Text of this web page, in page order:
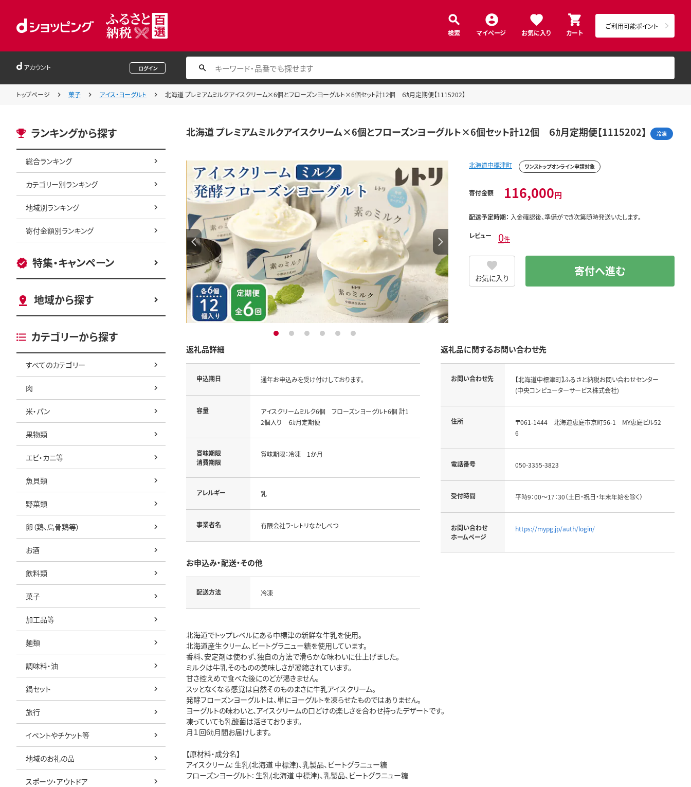
検索 マイページ お気に入り カート
ご利用可能ポイント
アカウント ログイン
トップページ 菓子 アイス・ヨーグルト 北海道 プレミアムミルクアイスクリーム×6個とフローズンヨーグルト×6個セット計12個 ６ｶ月定期便【1115202】
ランキングから探す
総合ランキング
カテゴリー別ランキング
地域別ランキング
寄付金額別ランキング
特集・キャンペーン
地域から探す
カテゴリーから探す
すべてのカテゴリー
肉
米・パン
果物類
エビ・カニ等
魚貝類
野菜類
卵（鶏、烏骨鶏等）
お酒
飲料類
菓子
加工品等
麺類
調味料・油
鍋セット
旅行
イベントやチケット等
地域のお礼の品
スポーツ・アウトドア
北海道 プレミアムミルクアイスクリーム×6個とフローズンヨーグルト×6個セット計12個 ６ｶ月定期便【1115202】 冷凍
1 2 3 4 5 6
北海道中標津町 ワンストップオンライン申請対象
寄付金額 116,000円
配送予定時期： 入金確認後、準備ができ次第随時発送いたします。
レビュー 0件
お気に入り 寄付へ進む
返礼品詳細
申込期日 通年お申込みを受け付けしております。
容量
アイスクリームミルク6個 フローズンヨーグルト6個 計1
2個入り ６ｶ月定期便
賞味期限
消費期限
賞味期限：冷凍 1か月
アレルギー 乳
事業者名 有限会社ラ・レトリなかしべつ
お申込み・配送・その他
配送方法 冷凍
返礼品に関するお問い合わせ先
お問い合わせ先
【北海道中標津町】ふるさと納税お問い合わせセンター
(中央コンピューターサービス株式会社)
住所
〒061-1444 北海道恵庭市京町56-1 MY恵庭ビル52
6
電話番号 050-3355-3823
受付時間 平時9：00～17：30（土日・祝日・年末年始を除く）
お問い合わせ
ホームページ
https://mypg.jp/auth/login/
北海道でトップレベルにある中標津の新鮮な牛乳を使用。
北海道産生クリーム、ビートグラニュー糖を使用しています。
香料、安定剤は使わず、独自の方法で滑らかな味わいに仕上げました。
ミルクは牛乳そのものの美味しさが凝縮されています。
甘さ控えめで食べた後にのどが渇きません。
スッとなくなる感覚は自然そのものまさに牛乳アイスクリーム。
発酵フローズンヨーグルトは、単にヨーグルトを凍らせたものではありません。
ヨーグルトの味わいと、アイスクリームの口どけの楽しさを合わせ持ったデザートです。
凍っていても乳酸菌は活きております。
月１回6ｶ月間お届けします。
【原材料・成分名】
アイスクリーム: 生乳(北海道 中標津)、乳製品、ビートグラニュー糖
フローズンヨーグルト: 生乳(北海道 中標津)、乳製品、ビートグラニュー糖